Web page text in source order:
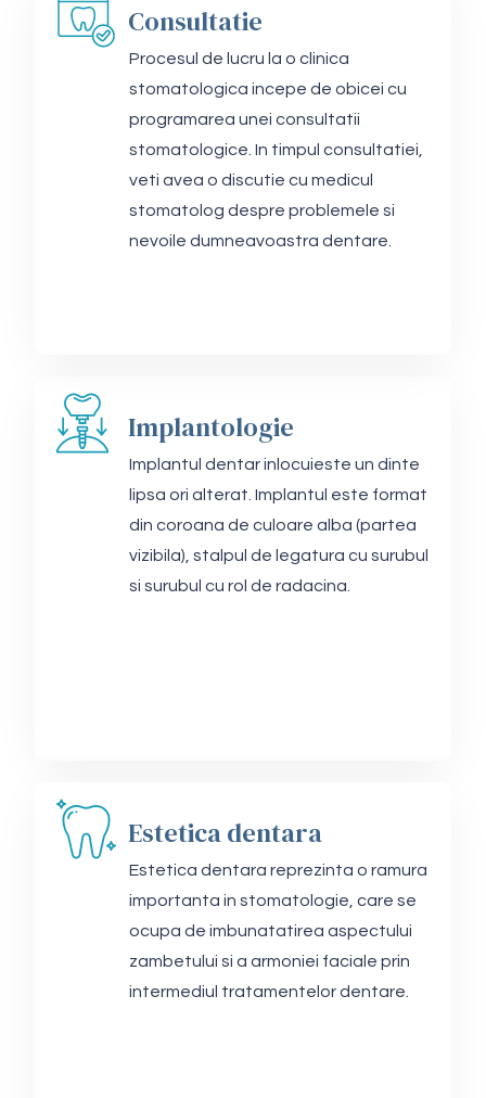
Consultatie
Procesul de lucru la o clinica
stomatologica incepe de obicei cu
programarea unei consultatii
stomatologice. In timpul consultatiei,
veti avea o discutie cu medicul
stomatolog despre problemele si
nevoile dumneavoastra dentare.
Implantologie
Implantul dentar inlocuieste un dinte
lipsa ori alterat. Implantul este format
din coroana de culoare alba (partea
vizibila), stalpul de legatura cu surubul
si surubul cu rol de radacina.
Estetica dentara
Estetica dentara reprezinta o ramura
importanta in stomatologie, care se
ocupa de imbunatatirea aspectului
zambetului si a armoniei faciale prin
intermediul tratamentelor dentare.